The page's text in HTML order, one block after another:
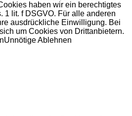
haben wir ein berechtigtes
1 lit. f DSGVO. Für alle anderen
ausdrückliche Einwilligung. Bei
um Cookies von Drittanbietern.
Unnötige Ablehnen